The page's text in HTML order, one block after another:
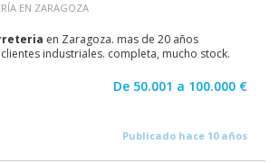
EN ZARAGOZA
en Zaragoza. mas de 20 años
industriales. completa, mucho stock.
De 50.001 a 100.000 €
Publicado hace 10 años